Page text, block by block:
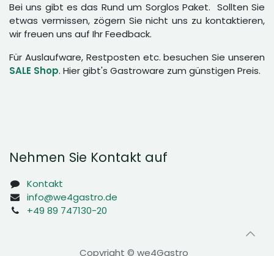
Bei uns gibt es das Rund um Sorglos Paket. Sollten Sie
etwas vermissen, zögern Sie nicht uns zu kontaktieren,
wir freuen uns auf Ihr Feedback.
Für Auslaufware, Restposten etc. besuchen Sie unseren
SALE Shop. Hier gibt's Gastroware zum günstigen Preis.
Nehmen Sie Kontakt auf
Kontakt
info@we4gastro.de
+49 89 747130-20
Copyright © we4Gastro